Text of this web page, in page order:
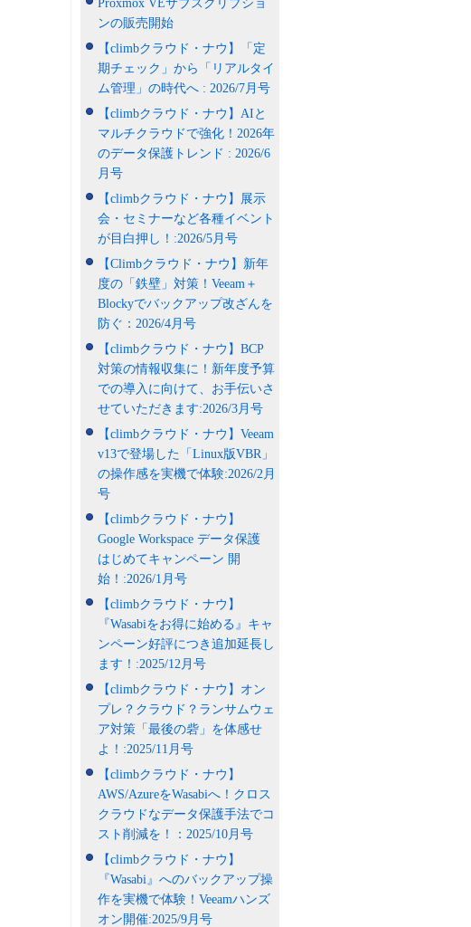
Proxmox VEサブスクリプショ
ンの販売開始
【climbクラウド・ナウ】「定
期チェック」から「リアルタイ
ム管理」の時代へ : 2026/7月号
【climbクラウド・ナウ】AIと
マルチクラウドで強化！2026年
のデータ保護トレンド : 2026/6
月号
【climbクラウド・ナウ】展示
会・セミナーなど各種イベント
が目白押し！:2026/5月号
【Climbクラウド・ナウ】新年
度の「鉄壁」対策！Veeam＋
Blockyでバックアップ改ざんを
防ぐ：2026/4月号
【climbクラウド・ナウ】BCP
対策の情報収集に！新年度予算
での導入に向けて、お手伝いさ
せていただきます:2026/3月号
【climbクラウド・ナウ】Veeam
v13で登場した「Linux版VBR」
の操作感を実機で体験:2026/2月
号
【climbクラウド・ナウ】
Google Workspace データ保護
はじめてキャンペーン 開
始！:2026/1月号
【climbクラウド・ナウ】
『Wasabiをお得に始める』キャ
ンペーン好評につき追加延長し
ます！:2025/12月号
【climbクラウド・ナウ】オン
プレ？クラウド？ランサムウェ
ア対策「最後の砦」を体感せ
よ！:2025/11月号
【climbクラウド・ナウ】
AWS/AzureをWasabiへ！クロス
クラウドなデータ保護手法でコ
スト削減を！：2025/10月号
【climbクラウド・ナウ】
『Wasabi』へのバックアップ操
作を実機で体験！Veeamハンズ
オン開催:2025/9月号